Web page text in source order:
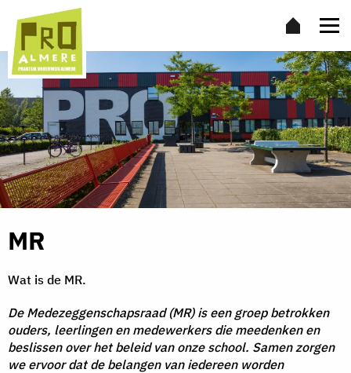
MR
Wat is de MR.
De Medezeggenschapsraad (MR) is een groep betrokken
ouders, leerlingen en medewerkers die meedenken en
beslissen over het beleid van onze school. Samen zorgen
we ervoor dat de belangen van iedereen worden